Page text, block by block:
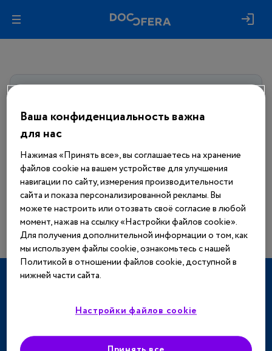
ко всем материалам сайта
Еще нет аккаунта?
Зарегистрироваться
ТЕРАПЕВТИЧЕСКИЕ НАПРАВЛЕНИЯ
СПЕЦПРОЕКТЫ
МЕРОПРИЯТИЯ
Ваша конфиденциальность важна
для нас
Нажимая «Принять все», вы соглашаетесь на хранение
файлов cookie на вашем устройстве для улучшения
навигации по сайту, измерения производительности
сайта и показа персонализированной рекламы. Вы
можете настроить или отозвать своё согласие в любой
момент, нажав на ссылку «Настройки файлов cookie».
Для получения дополнительной информации о том, как
мы используем файлы cookie, ознакомьтесь с нашей
Политикой в отношении файлов cookie, доступной в
нижней части сайта.
Настройки файлов cookie